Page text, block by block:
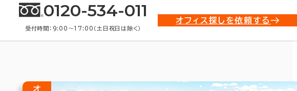
0120-534-011
受付時間：9:00〜17:00（土日祝日は除く）
オフィス探しを依頼する